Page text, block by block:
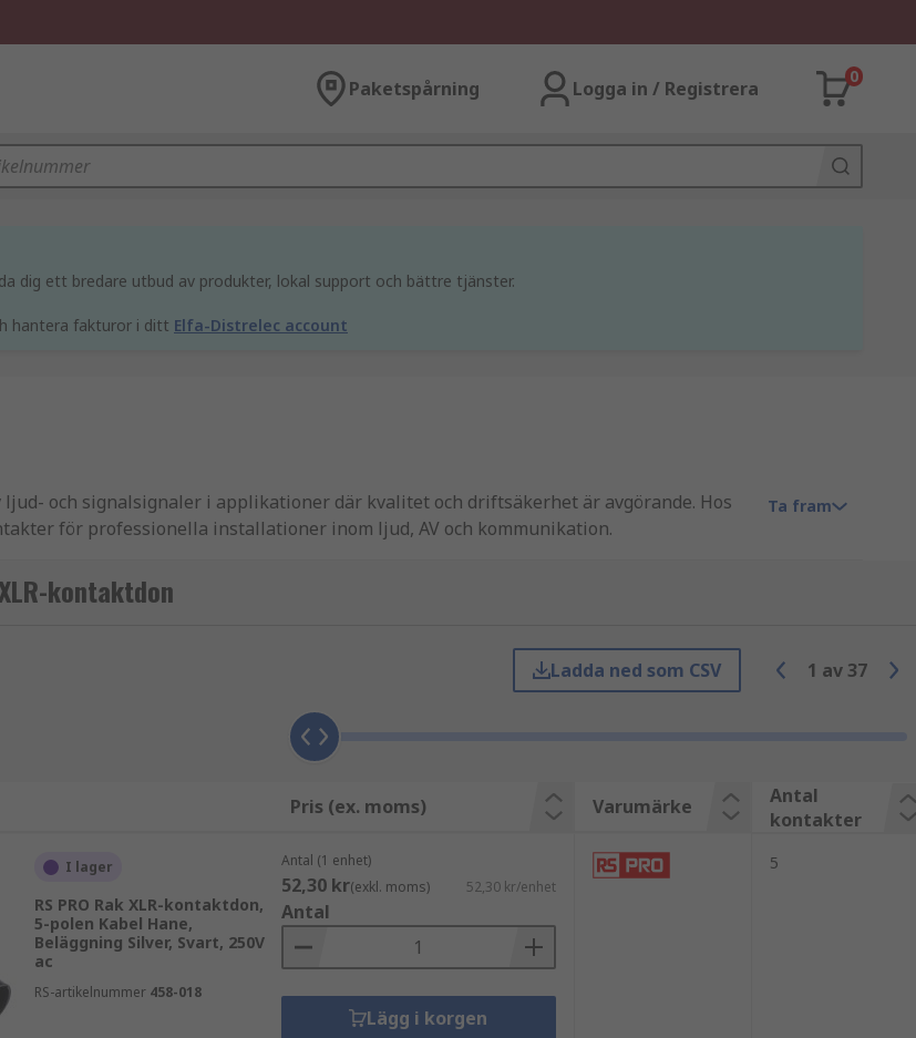
Paketspårning Logga in / Registrera
0
dig ett bredare utbud av produkter, lokal support och bättre tjänster.
hantera fakturor i ditt Elfa-Distrelec account
och signalsignaler i applikationer där kvalitet och driftsäkerhet är avgörande. Hos
för professionella installationer inom ljud, AV och kommunikation.
och lång livslängd även vid frekvent inkoppling.
signalöverföring krävs. De är en etablerad standard i både fasta installationer och
och användningsområde. Valet påverkar både funktion och kompatibilitet.
Ta fram
kontaktdon
Ladda ned som CSV 1 av 37
Pris (ex. moms) Varumärke
Antal
kontakter
I lager
RS PRO Rak XLR-kontaktdon,
5-polen Kabel Hane,
Beläggning Silver, Svart, 250V
ac
RS-artikelnummer 458-018
Antal (1 enhet)
52,30 kr(exkl. moms) 52,30 kr/enhet
Antal
Lägg i korgen
5